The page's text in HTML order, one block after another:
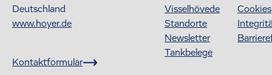
Deutschland
www.hoyer.de
Kontaktformular
Visselhövede
Standorte
Newsletter
Tankbelege
Cookies